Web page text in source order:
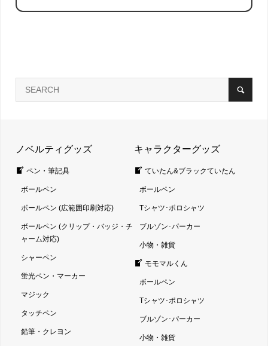
ノベルティグッズ
ペン・筆記具
ボールペン
ボールペン (広範囲印刷対応)
ボールペン (クリップ・バッジ・チ
ャーム対応)
シャーペン
蛍光ペン・マーカー
マジック
タッチペン
鉛筆・クレヨン
キャラクターグッズ
ていたん&ブラックていたん
ボールペン
Tシャツ･ポロシャツ
ブルゾン･パーカー
小物・雑貨
モモマルくん
ボールペン
Tシャツ･ポロシャツ
ブルゾン･パーカー
小物・雑貨